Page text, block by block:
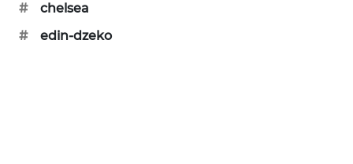
#
chelsea
#
edin-dzeko
TAMBANG
NEWS